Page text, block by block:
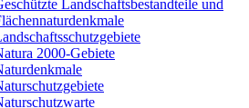
Landschaftsbestandteile und
2000-Gebiete